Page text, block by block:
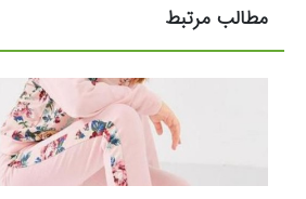
مطالب مرتبط